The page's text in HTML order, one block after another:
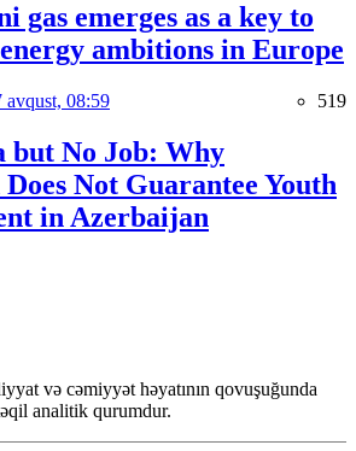
gas emerges as a key to
ambitions in Europe
avqust, 08:59 519
but No Job: Why
Not Guarantee Youth
in Azerbaijan
və cəmiyyət həyatının qovuşuğunda
analitik qurumdur.